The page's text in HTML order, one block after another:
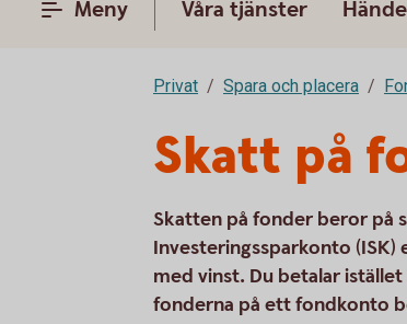
Meny Våra tjänster
Privat Spara och placera
Skatt på
Skatten på fonder beror på
Investeringssparkonto (ISK)
med vinst. Du betalar
fonderna på ett fondkonto